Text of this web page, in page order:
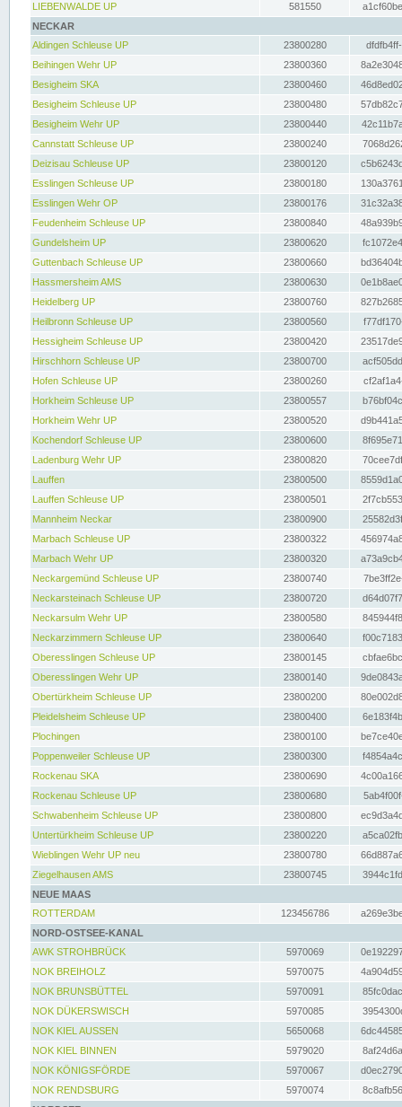
LIEBENWALDE UP
581550
NECKAR
Aldingen Schleuse UP
23800280
Beihingen Wehr UP
23800360
Besigheim SKA
23800460
Besigheim Schleuse UP
23800480
Besigheim Wehr UP
23800440
Cannstatt Schleuse UP
23800240
Deizisau Schleuse UP
23800120
Esslingen Schleuse UP
23800180
Esslingen Wehr OP
23800176
Feudenheim Schleuse UP
23800840
Gundelsheim UP
23800620
Guttenbach Schleuse UP
23800660
Hassmersheim AMS
23800630
Heidelberg UP
23800760
Heilbronn Schleuse UP
23800560
Hessigheim Schleuse UP
23800420
Hirschhorn Schleuse UP
23800700
Hofen Schleuse UP
23800260
Horkheim Schleuse UP
23800557
Horkheim Wehr UP
23800520
Kochendorf Schleuse UP
23800600
Ladenburg Wehr UP
23800820
Lauffen
23800500
Lauffen Schleuse UP
23800501
Mannheim Neckar
23800900
Marbach Schleuse UP
23800322
Marbach Wehr UP
23800320
Neckargemünd Schleuse UP
23800740
Neckarsteinach Schleuse UP
23800720
Neckarsulm Wehr UP
23800580
Neckarzimmern Schleuse UP
23800640
Oberesslingen Schleuse UP
23800145
Oberesslingen Wehr UP
23800140
Obertürkheim Schleuse UP
23800200
Pleidelsheim Schleuse UP
23800400
Plochingen
23800100
Poppenweiler Schleuse UP
23800300
Rockenau SKA
23800690
Rockenau Schleuse UP
23800680
Schwabenheim Schleuse UP
23800800
Untertürkheim Schleuse UP
23800220
Wieblingen Wehr UP neu
23800780
Ziegelhausen AMS
23800745
NEUE MAAS
ROTTERDAM
123456786
NORD-OSTSEE-KANAL
AWK STROHBRÜCK
5970069
NOK BREIHOLZ
5970075
NOK BRUNSBÜTTEL
5970091
NOK DÜKERSWISCH
5970085
NOK KIEL AUSSEN
5650068
NOK KIEL BINNEN
5979020
NOK KÖNIGSFÖRDE
5970067
NOK RENDSBURG
5970074